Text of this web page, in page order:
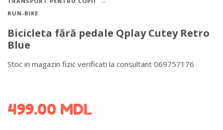
RUN-BIKE
Bicicleta fără pedale Qplay Cutey Retro
Blue
Stoc in magazin fizic verificati la consultant 069757176
499.00 MDL